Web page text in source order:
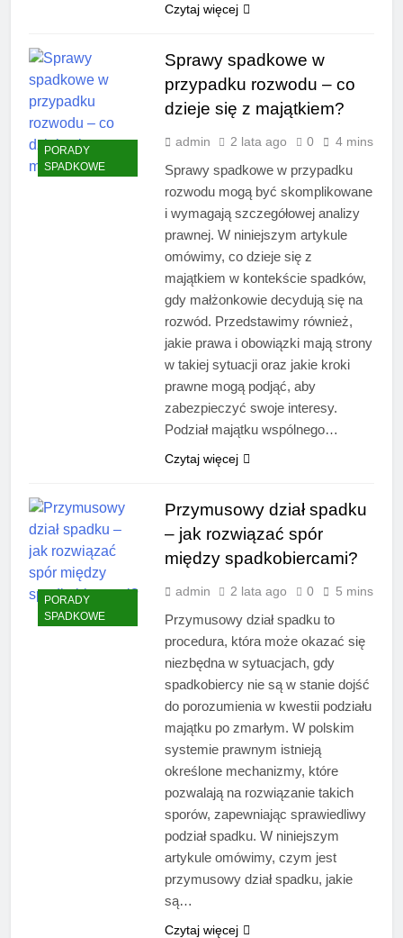
Czytaj więcej
PORADY
SPADKOWE
Sprawy spadkowe w
przypadku rozwodu – co
dzieje się z majątkiem?
admin 2 lata ago 0 4 mins
Sprawy spadkowe w przypadku
rozwodu mogą być skomplikowane
i wymagają szczegółowej analizy
prawnej. W niniejszym artykule
omówimy, co dzieje się z
majątkiem w kontekście spadków,
gdy małżonkowie decydują się na
rozwód. Przedstawimy również,
jakie prawa i obowiązki mają strony
w takiej sytuacji oraz jakie kroki
prawne mogą podjąć, aby
zabezpieczyć swoje interesy.
Podział majątku wspólnego…
Czytaj więcej
PORADY
SPADKOWE
Przymusowy dział spadku
– jak rozwiązać spór
między spadkobiercami?
admin 2 lata ago 0 5 mins
Przymusowy dział spadku to
procedura, która może okazać się
niezbędna w sytuacjach, gdy
spadkobiercy nie są w stanie dojść
do porozumienia w kwestii podziału
majątku po zmarłym. W polskim
systemie prawnym istnieją
określone mechanizmy, które
pozwalają na rozwiązanie takich
sporów, zapewniając sprawiedliwy
podział spadku. W niniejszym
artykule omówimy, czym jest
przymusowy dział spadku, jakie
są…
Czytaj więcej